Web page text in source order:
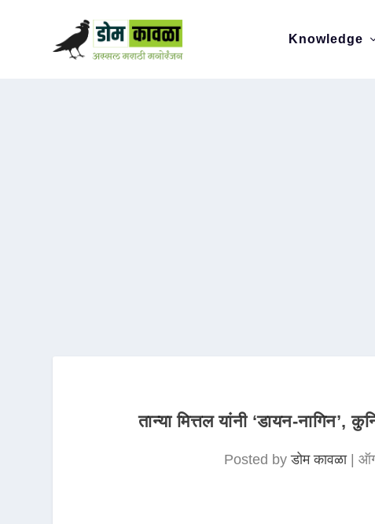
Knowledge
तान्या मित्तल यांनी ‘डायन-नागिन’,
Posted byडोम कावळा|